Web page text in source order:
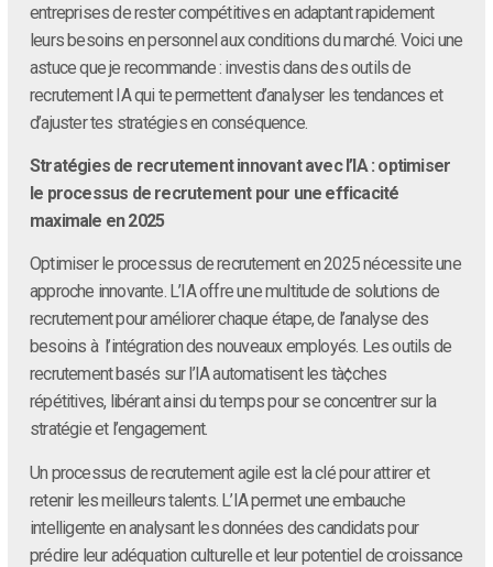
entreprises de rester compétitives en adaptant rapidement
leurs besoins en personnel aux conditions du marché. Voici une
astuce que je recommande : investis dans des outils de
recrutement IA qui te permettent d’analyser les tendances et
d’ajuster tes stratégies en conséquence.
Stratégies de recrutement innovant avec l’IA : optimiser
le processus de recrutement pour une efficacité
maximale en 2025
Optimiser le processus de recrutement en 2025 nécessite une
approche innovante. L’IA offre une multitude de solutions de
recrutement pour améliorer chaque étape, de l’analyse des
besoins à l’intégration des nouveaux employés. Les outils de
recrutement basés sur l’IA automatisent les tà¢ches
répétitives, libérant ainsi du temps pour se concentrer sur la
stratégie et l’engagement.
Un processus de recrutement agile est la clé pour attirer et
retenir les meilleurs talents. L’IA permet une embauche
intelligente en analysant les données des candidats pour
prédire leur adéquation culturelle et leur potentiel de croissance